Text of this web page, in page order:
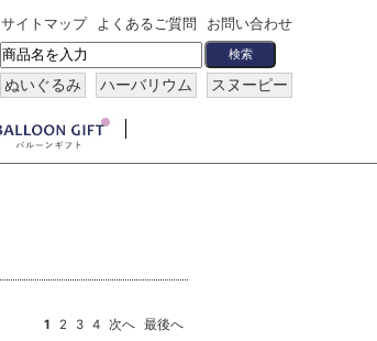
サイトマップ よくあるご質問 お問い合わせ
ぬいぐるみ ハーバリウム スヌーピー
1 2 3 4 次へ 最後へ